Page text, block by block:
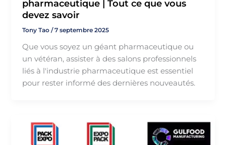
pharmaceutique | Tout ce que vous
devez savoir
Tony Tao/7 septembre 2025
Que vous soyez un géant pharmaceutique ou
un vétéran, assister à des salons professionnels
liés à l'industrie pharmaceutique est essentiel
pour rester informé des dernières nouveautés.